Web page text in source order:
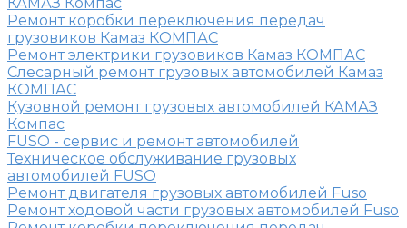
Ремонт коробки переключения передач
грузовиков Камаз КОМПАС
Ремонт электрики грузовиков Камаз КОМПАС
Слесарный ремонт грузовых автомобилей Камаз
КОМПАС
Кузовной ремонт грузовых автомобилей КАМАЗ
Компас
FUSO - сервис и ремонт автомобилей
Техническое обслуживание грузовых
автомобилей FUSO
Ремонт двигателя грузовых автомобилей Fuso
Ремонт ходовой части грузовых автомобилей Fuso